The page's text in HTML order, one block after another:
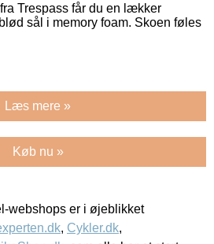
Trespass får du en lækker
sål i memory foam. Skoen føles
Læs mere »
Køb nu »
webshops er i øjeblikket
, Cykler.dk,